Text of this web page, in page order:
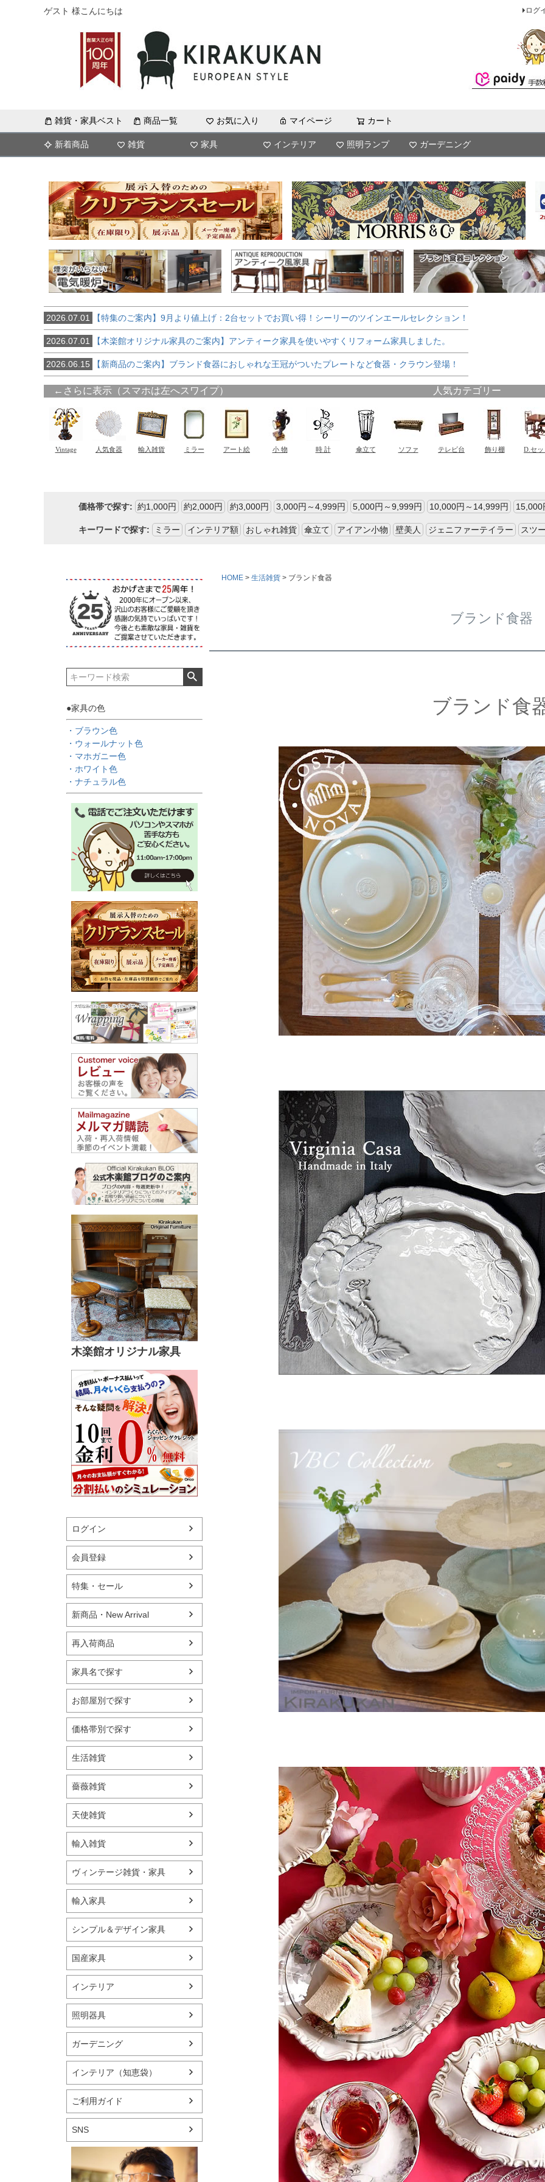
ゲスト 様こんにちは ログ
雑貨・家具ベスト 商品一覧 お気に入り マイページ カート
新着商品 雑貨 家具 インテリア 照明ランプ ガーデニング
2026.07.01 【特集のご案内】9月より値上げ：2台セットでお買い得！シーリーのツインエールセレクション！
2026.07.01 【木楽館オリジナル家具のご案内】アンティーク家具を使いやすくリフォーム家具しました。
2026.06.15 【新商品のご案内】ブランド食器におしゃれな王冠がついたプレートなど食器・クラウン登場！
価格帯で探す: 約1,000円 約2,000円 約3,000円 3,000円～4,999円 5,000円～9,999円 10,000円～14,999円 15,000
キーワードで探す: ミラー インテリア額 おしゃれ雑貨 傘立て アイアン小物 壁美人 ジェニファーテイラー スツ
●家具の色
・ブラウン色
・ウォールナット色
・マホガニー色
・ホワイト色
・ナチュラル色
木楽館オリジナル家具
ログイン
会員登録
特集・セール
新商品・New Arrival
再入荷商品
家具名で探す
お部屋別で探す
価格帯別で探す
生活雑貨
薔薇雑貨
天使雑貨
輸入雑貨
ヴィンテージ雑貨・家具
輸入家具
シンプル＆デザイン家具
国産家具
インテリア
照明器具
ガーデニング
インテリア（知恵袋）
ご利用ガイド
SNS
HOME 生活雑貨 ブランド食器
ブランド食器
ブランド食